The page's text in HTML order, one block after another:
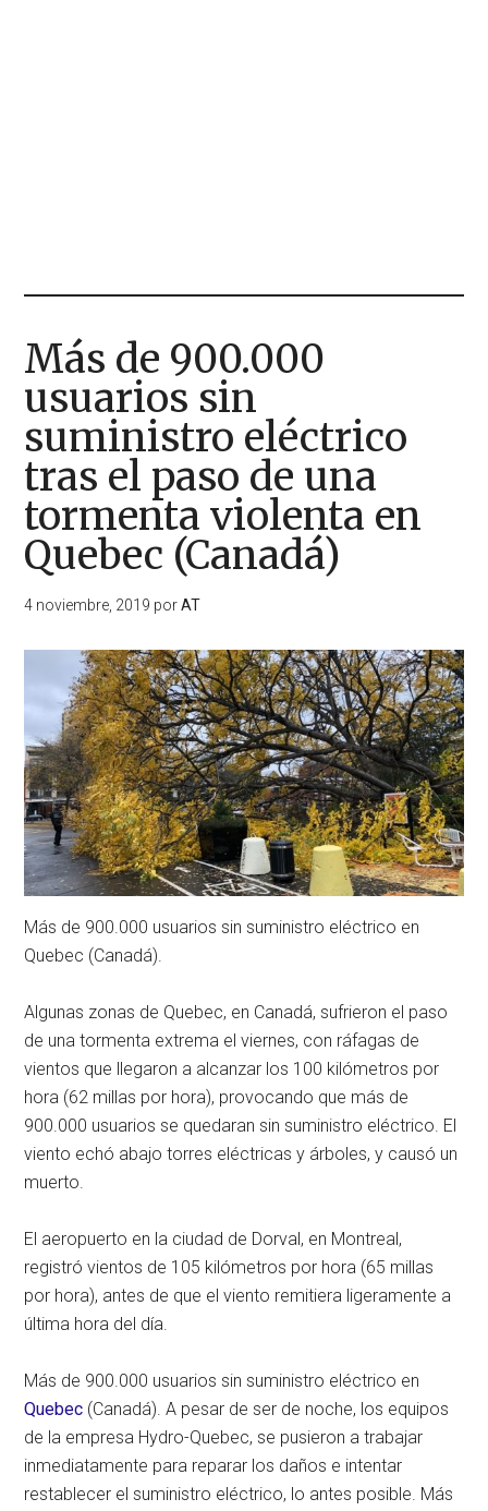
Más de 900.000
usuarios sin
suministro eléctrico
tras el paso de una
tormenta violenta en
Quebec (Canadá)
4 noviembre, 2019 porAT
Más de 900.000 usuarios sin suministro eléctrico en
Quebec (Canadá).
Algunas zonas de Quebec, en Canadá, sufrieron el paso
de una tormenta extrema el viernes, con ráfagas de
vientos que llegaron a alcanzar los 100 kilómetros por
hora (62 millas por hora), provocando que más de
900.000 usuarios se quedaran sin suministro eléctrico. El
viento echó abajo torres eléctricas y árboles, y causó un
muerto.
El aeropuerto en la ciudad de Dorval, en Montreal,
registró vientos de 105 kilómetros por hora (65 millas
por hora), antes de que el viento remitiera ligeramente a
última hora del día.
Más de 900.000 usuarios sin suministro eléctrico en
Quebec (Canadá). A pesar de ser de noche, los equipos
de la empresa Hydro-Quebec, se pusieron a trabajar
inmediatamente para reparar los daños e intentar
restablecer el suministro eléctrico, lo antes posible. Más